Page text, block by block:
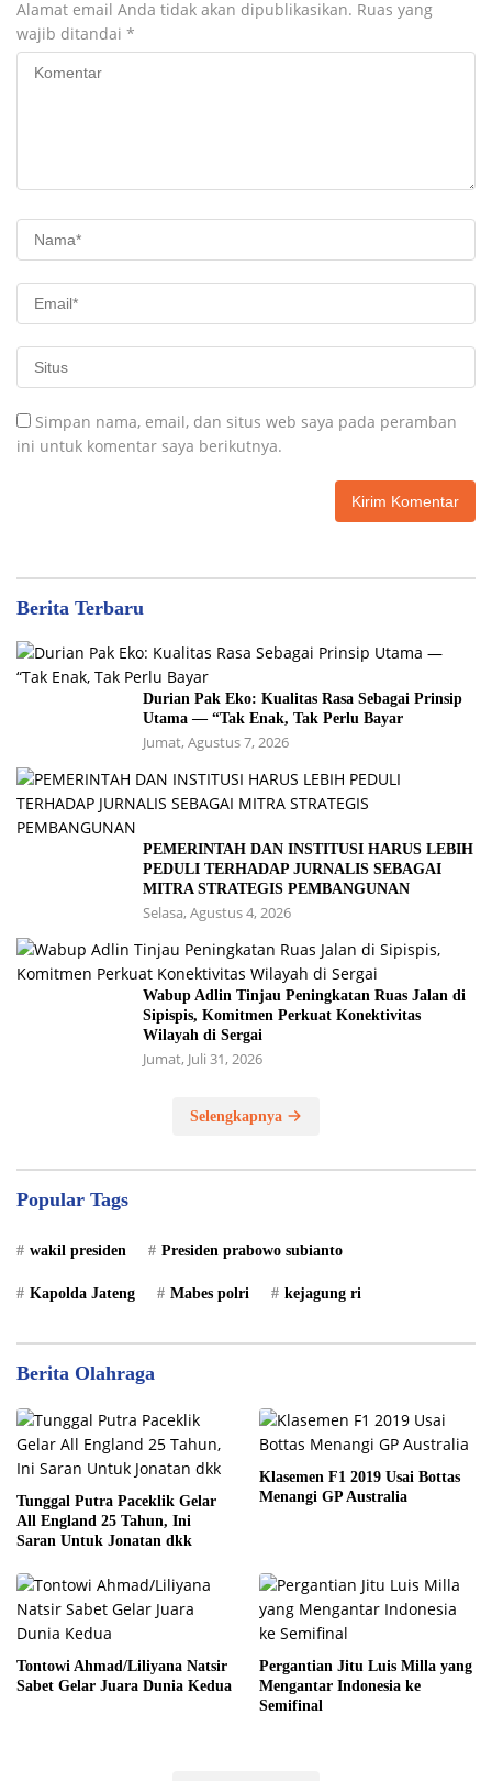
Alamat email Anda tidak akan dipublikasikan. Ruas yang
wajib ditandai *
Simpan nama, email, dan situs web saya pada peramban
ini untuk komentar saya berikutnya.
Berita Terbaru
Durian Pak Eko: Kualitas Rasa Sebagai Prinsip
Utama — “Tak Enak, Tak Perlu Bayar
Jumat, Agustus 7, 2026
PEMERINTAH DAN INSTITUSI HARUS LEBIH
PEDULI TERHADAP JURNALIS SEBAGAI
MITRA STRATEGIS PEMBANGUNAN
Selasa, Agustus 4, 2026
Wabup Adlin Tinjau Peningkatan Ruas Jalan di
Sipispis, Komitmen Perkuat Konektivitas
Wilayah di Sergai
Jumat, Juli 31, 2026
Selengkapnya
Popular Tags
wakil presiden Presiden prabowo subianto
Kapolda Jateng Mabes polri kejagung ri
Berita Olahraga
Tunggal Putra Paceklik Gelar
All England 25 Tahun, Ini
Saran Untuk Jonatan dkk
Klasemen F1 2019 Usai Bottas
Menangi GP Australia
Tontowi Ahmad/Liliyana Natsir
Sabet Gelar Juara Dunia Kedua
Pergantian Jitu Luis Milla yang
Mengantar Indonesia ke
Semifinal